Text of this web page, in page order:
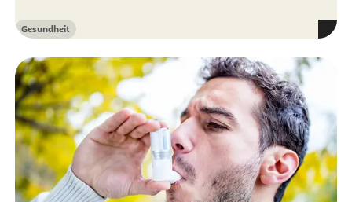
Zusammen gegen Corona (Abruf 15.11.2021):
Kategorie
Gesundheit